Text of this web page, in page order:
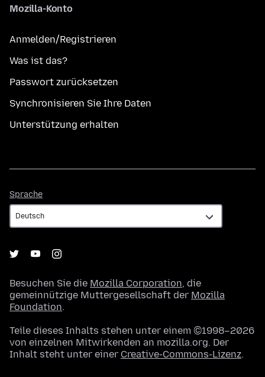
Mozilla-Konto
Anmelden/Registrieren
Was ist das?
Passwort zurücksetzen
Synchronisieren Sie Ihre Daten
Unterstützung erhalten
Sprache
Besuchen Sie die Mozilla Corporation, die
gemeinnützige Muttergesellschaft der Mozilla
Foundation.
Teile dieses Inhalts stehen unter einem ©1998–2026
von einzelnen Mitwirkenden an mozilla.org. Der
Inhalt steht unter einer Creative-Commons-Lizenz.